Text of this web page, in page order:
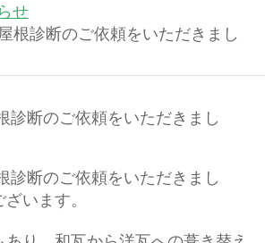
せ
根診断のご依頼をいただきまし
診断のご依頼をいただきまし
診断のご依頼をいただきまし
います。